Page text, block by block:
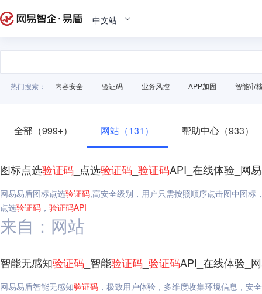
中文站
热门搜索： 内容安全 验证码 业务风控 APP加固 智能审
全部（999+） 网站（131） 帮助中心（933）
图标点选验证码 _点选验证码 验证码API_在线体验_网
网易易盾图标点选验证码,高安全级别，用户只需按照顺序点击图中图标
点选验证码 ， 验证码API
来自：网站
智能无感知验证码 _智能验证码 验证码API_在线体验_
网易易盾智能无感知验证码 ，极致用户体验，多维度收集环境信息，安